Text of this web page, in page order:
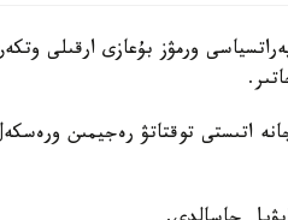
ورمۋز بۇعازى ارقىلى
اتىستى توقتاتۋ رەجيمىن